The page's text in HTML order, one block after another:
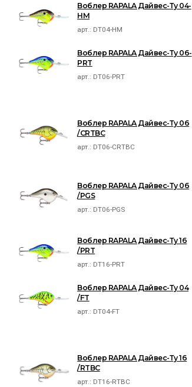
Воблер RAPALA Дайвес-Ту 04-
HM
арт.: DT04-HM
Воблер RAPALA Дайвес-Ту 06-
PRT
арт.: DT06-PRT
Воблер RAPALA Дайвес-Ту 06
/CRTBC
арт.: DT06-CRTBC
Воблер RAPALA Дайвес-Ту 06
/PGS
арт.: DT06-PGS
Воблер RAPALA Дайвес-Ту 16
/PRT
арт.: DT16-PRT
Воблер RAPALA Дайвес-Ту 04
/FT
арт.: DT04-FT
Воблер RAPALA Дайвес-Ту 16
/RTBC
арт.: DT16-RTBC